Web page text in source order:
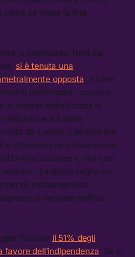
come se fosse la fine
a Edimburgo, fuori dal
si è tenuta una
opposta, a lume
partecipanti, scossi e
la volontà della Scozia di
dell’Unione sia stata
da Londra. L’evento era
e striscioni che dichiaravano
europea e altri che
La Brexit segna un
per gli indipendentisti
di rientrare nell’Ue.
YouGov il 51% degli
favore dell’indipendenza. Se è